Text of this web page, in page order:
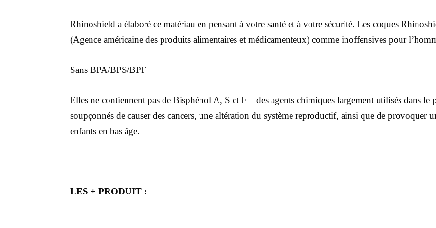
Rhinoshield a élaboré ce matériau en pensant à votre santé et à votre sécurité. Les coques
(Agence américaine des produits alimentaires et médicamenteux) comme inoffensives pour
Sans BPA/BPS/BPF
Elles ne contiennent pas de Bisphénol A, S et F – des agents chimiques largement utilisés dans le
soupçonnés de causer des cancers, une altération du système reproductif, ainsi que de provoquer
enfants en bas âge.
LES + PRODUIT :